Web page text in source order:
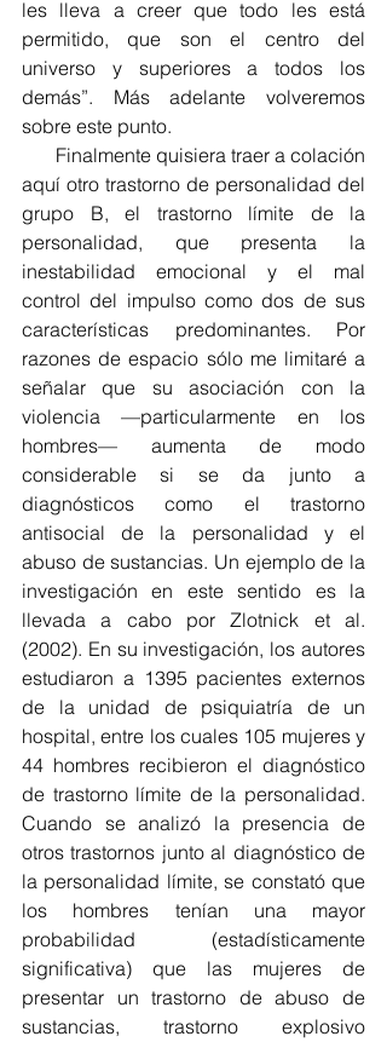
les lleva a creer que todo les está
permitido, que son el centro del
universo y superiores a todos los
demás”. Más adelante volveremos
sobre este punto.
aquí otro trastorno de personalidad del
grupo  B,  el  trastorno  límite  de  la
personalidad,  que  presenta  la
inestabilidad emocional y el mal
control del impulso como dos de sus
características predominantes. Por
razones de espacio sólo me limitaré a
señalar que su asociación con la
violencia —particularmente en los
hombres— aumenta de modo
considerable si se da junto a
diagnósticos como el trastorno
antisocial de la personalidad y el
abuso de sustancias. Un ejemplo de la
investigación en este sentido es la
llevada a cabo por Zlotnick et al.
(2002). En su investigación, los autores
estudiaron a 1395 pacientes externos
de la unidad de psiquiatría de un
hospital, entre los cuales 105 mujeres y
44 hombres recibieron el diagnóstico
de trastorno límite de la personalidad.
Cuando se analizó la presencia de
otros trastornos junto al diagnóstico de
la personalidad límite, se constató que
los hombres tenían una mayor
probabilidad (estadísticamente
significativa) que las mujeres de
presentar un trastorno de abuso de
sustancias, trastorno explosivo